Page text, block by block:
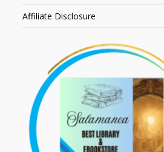
Affiliate Disclosure